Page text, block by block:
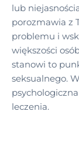
lub
porozmawia z
problemu i
większości
stanowi to
seksualnego.
leczenia.